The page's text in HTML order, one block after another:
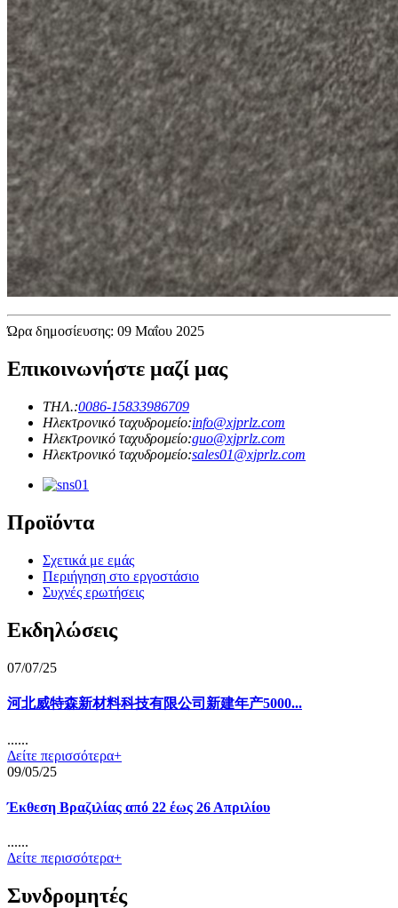
Ώρα δημοσίευσης: 09 Μαΐου 2025
Επικοινωνήστε μαζί μας
ΤΗΛ.:0086-15833986709
Ηλεκτρονικό ταχυδρομείο:info@xjprlz.com
Ηλεκτρονικό ταχυδρομείο:guo@xjprlz.com
Ηλεκτρονικό ταχυδρομείο:sales01@xjprlz.com
Προϊόντα
Σχετικά με εμάς
Περιήγηση στο εργοστάσιο
Συχνές ερωτήσεις
Εκδηλώσεις
07/07/25
河北威特森新材料科技有限公司新建年产5000...
......
Δείτε περισσότερα+
09/05/25
Έκθεση Βραζιλίας από 22 έως 26 Απριλίου
......
Δείτε περισσότερα+
Συνδρομητές